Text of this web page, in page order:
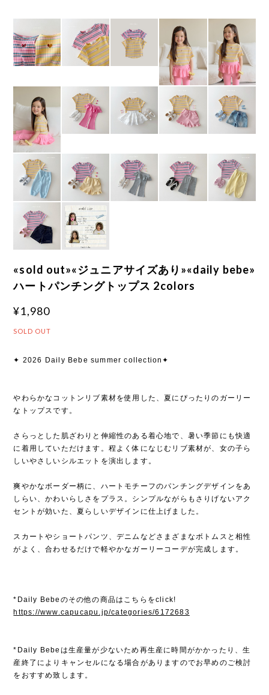
«sold out»«ジュニアサイズあり»«daily bebe»
ハートパンチングトップス 2colors
¥1,980
SOLD OUT
✦ 2026 Daily Bebe summer collection✦
やわらかなコットンリブ素材を使用した、夏にぴったりのガーリー
なトップスです。
さらっとした肌ざわりと伸縮性のある着心地で、暑い季節にも快適
に着用していただけます。程よく体になじむリブ素材が、女の子ら
しいやさしいシルエットを演出します。
爽やかなボーダー柄に、ハートモチーフのパンチングデザインをあ
しらい、かわいらしさをプラス。シンプルながらもさりげないアク
セントが効いた、夏らしいデザインに仕上げました。
スカートやショートパンツ、デニムなどさまざまなボトムスと相性
がよく、合わせるだけで軽やかなガーリーコーデが完成します。
*Daily Bebeのその他の商品はこちらをclick!
https://www.capucapu.jp/categories/6172683
*Daily Bebeは生産量が少ないため再生産に時間がかかったり、生
産終了によりキャンセルになる場合がありますのでお早めのご検討
をおすすめ致します。